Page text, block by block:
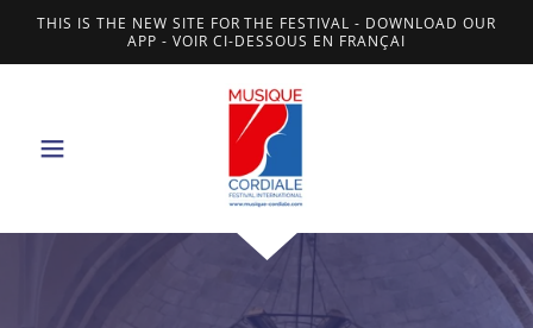
THIS IS THE NEW SITE FOR THE FESTIVAL - DOWNLOAD OUR
APP - VOIR CI-DESSOUS EN FRANÇAI